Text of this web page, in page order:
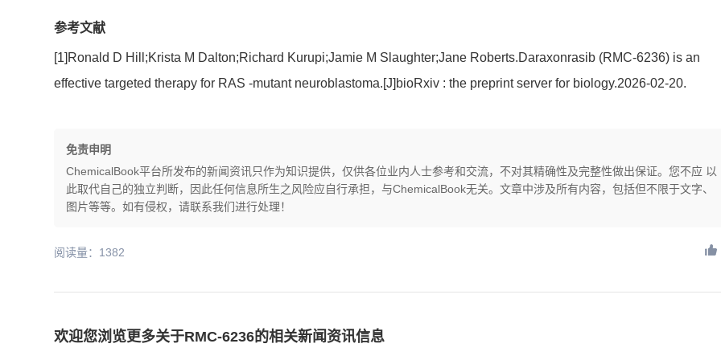
参考文献
[1]Ronald D Hill;Krista M Dalton;Richard Kurupi;Jamie M Slaughter;Jane Roberts.Daraxonrasib (RMC-6236) is an
effective targeted therapy for RAS -mutant neuroblastoma.[J]bioRxiv : the preprint server for biology.2026-02-20.
免责申明
ChemicalBook平台所发布的新闻资讯只作为知识提供，仅供各位业内人士参考和交流，不对其精确性及完整性做出保证。您不应 以
此取代自己的独立判断，因此任何信息所生之风险应自行承担，与ChemicalBook无关。文章中涉及所有内容，包括但不限于文字、
图片等等。如有侵权，请联系我们进行处理！
阅读量：1382
欢迎您浏览更多关于RMC-6236的相关新闻资讯信息